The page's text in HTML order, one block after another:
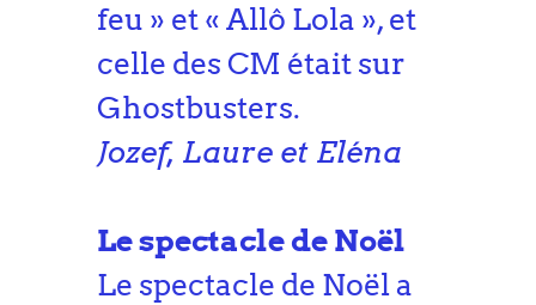
feu » et « Allô Lola », et
celle des CM était sur
Ghostbusters.
Jozef, Laure et Eléna
Le spectacle de Noël
Le spectacle de Noël a